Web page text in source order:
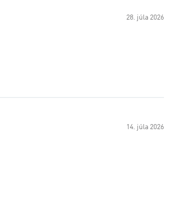
28. júla 2026
14. júla 2026